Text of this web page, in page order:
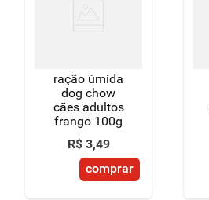
ração úmida
dog chow
cães adultos
frango 100g
R$ 3,49
comprar